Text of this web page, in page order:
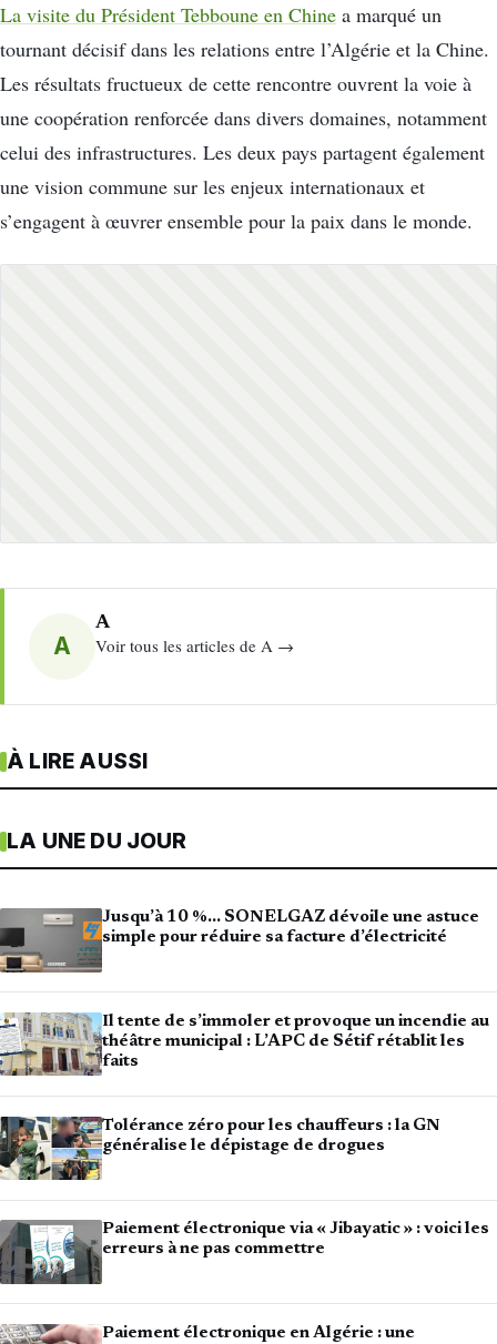
La visite du Président Tebboune en Chine a marqué un
tournant décisif dans les relations entre l’Algérie et la Chine.
Les résultats fructueux de cette rencontre ouvrent la voie à
une coopération renforcée dans divers domaines, notamment
celui des infrastructures. Les deux pays partagent également
une vision commune sur les enjeux internationaux et
s’engagent à œuvrer ensemble pour la paix dans le monde.
A
A
Voir tous les articles de A →
À LIRE AUSSI
LA UNE DU JOUR
Jusqu’à 10 %… SONELGAZ dévoile une astuce
simple pour réduire sa facture d’électricité
Il tente de s’immoler et provoque un incendie au
théâtre municipal : L’APC de Sétif rétablit les
faits
Tolérance zéro pour les chauffeurs : la GN
généralise le dépistage de drogues
Paiement électronique via « Jibayatic » : voici les
erreurs à ne pas commettre
Paiement électronique en Algérie : une